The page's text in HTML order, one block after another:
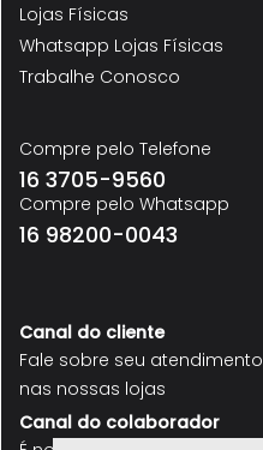
Lojas Físicas
Whatsapp Lojas Físicas
Trabalhe Conosco
Compre pelo Telefone
16 3705-9560
Compre pelo Whatsapp
16 98200-0043
Canal do cliente
Fale sobre seu atendimento
nas nossas lojas
Canal do colaborador